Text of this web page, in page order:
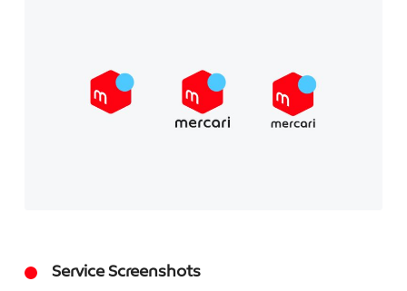
Service Screenshots